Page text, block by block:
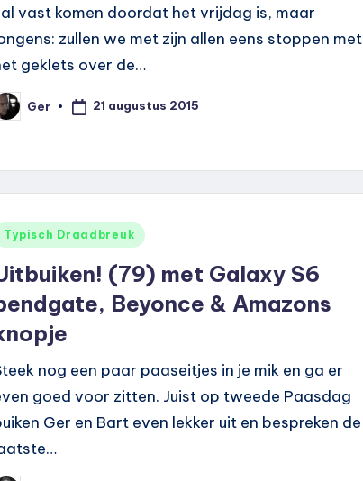
vast komen doordat het vrijdag is, maar
zullen we met zijn allen eens stoppen met
geklets over de…
Ger 21 augustus 2015
Typisch Draadbreuk
(79) met Galaxy S6
Beyonce & Amazons
nog een paar paaseitjes in je mik en ga er
goed voor zitten. Juist op tweede Paasdag
Ger en Bart even lekker uit en bespreken de